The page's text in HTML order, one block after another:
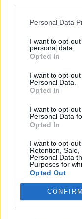
Personal Data
I want to opt-
personal data.
Opted In
I want to opt-
Personal Data.
Opted In
I want to opt-
Personal Data
Opted In
I want to opt-out
Retention,
Personal Data
Purposes for
Opted Out
CONFIRM
Храните,
мозъка